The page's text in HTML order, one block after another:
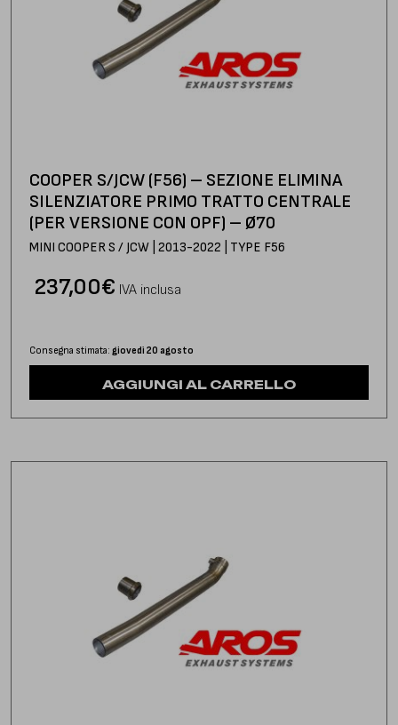
COOPER S/JCW (F56) – SEZIONE ELIMINA
SILENZIATORE PRIMO TRATTO CENTRALE
(PER VERSIONE CON OPF) – Ø70
MINI COOPER S / JCW | 2013-2022 | TYPE F56
€
237,00 IVA inclusa
Consegna stimata: giovedì 20 agosto
AGGIUNGI AL CARRELLO